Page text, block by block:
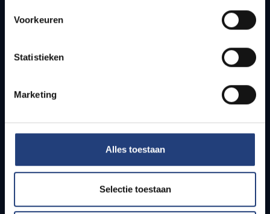
Voorkeuren
Statistieken
Marketing
Alles toestaan
Selectie toestaan
How to get to the VUB campuses
Students
PhD students
Teachers and secondary schools